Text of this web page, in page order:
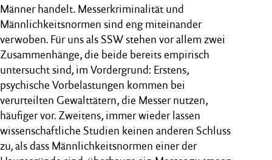
Männer handelt. Messerkriminalität und
Männlichkeitsnormen sind eng miteinander
verwoben. Für uns als SSW stehen vor allem zwei
Zusammenhänge, die beide bereits empirisch
untersucht sind, im Vordergrund: Erstens,
psychische Vorbelastungen kommen bei
verurteilten Gewalttätern, die Messer nutzen,
häufiger vor. Zweitens, immer wieder lassen
wissenschaftliche Studien keinen anderen Schluss
zu, als dass Männlichkeitsnormen einer der